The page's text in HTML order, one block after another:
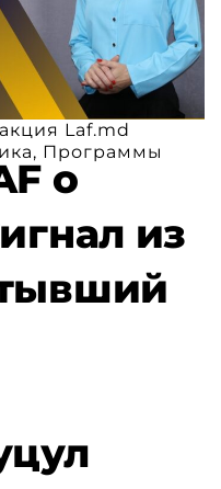
Laf.md
, Программы
о
из